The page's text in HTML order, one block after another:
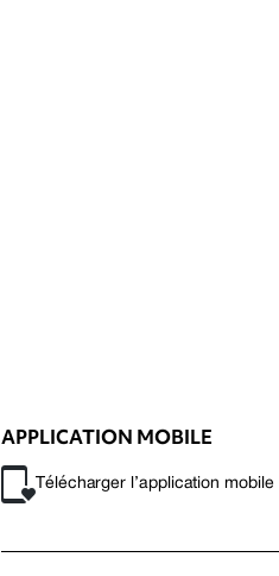
APPLICATION MOBILE
Télécharger l’application mobile